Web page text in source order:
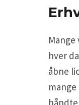
hver
åbne